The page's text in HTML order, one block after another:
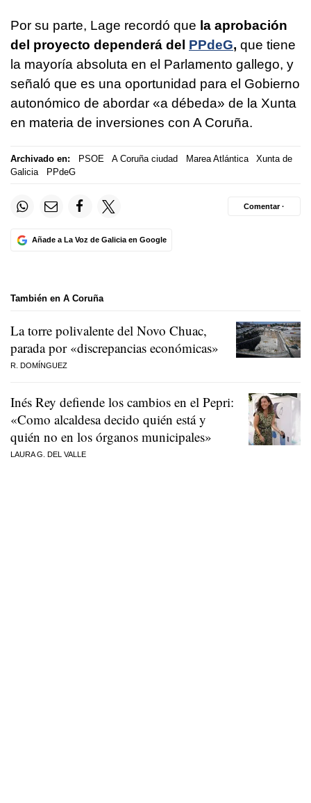
Por su parte, Lage recordó que la aprobación
del proyecto dependerá del PPdeG, que tiene
la mayoría absoluta en el Parlamento gallego, y
señaló que es una oportunidad para el Gobierno
autonómico de abordar «a débeda» de la Xunta
en materia de inversiones con A Coruña.
Archivado en: PSOE A Coruña ciudad Marea Atlántica
Xunta de
Galicia
PPdeG
Añade a La Voz de Galicia en Google
Comentar ·
También en A Coruña
La torre polivalente del Novo Chuac,
parada por «discrepancias económicas»
R. DOMÍNGUEZ
Inés Rey defiende los cambios en el Pepri:
«Como alcaldesa decido quién está y
quién no en los órganos municipales»
LAURA G. DEL VALLE